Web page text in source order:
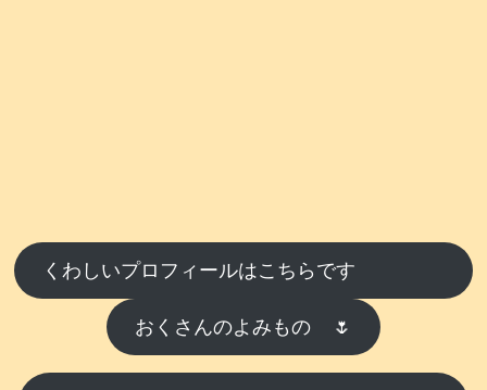
くわしいプロフィールはこちらです
おくさんのよみもの 🌷